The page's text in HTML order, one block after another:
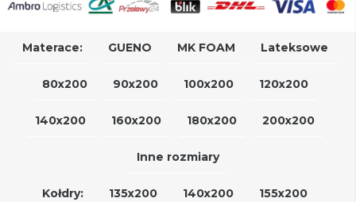
Materace: GUENO MK FOAM Lateksowe
80x200 90x200 100x200 120x200
140x200 160x200 180x200 200x200
Inne rozmiary
Kołdry: 135x200 140x200 155x200